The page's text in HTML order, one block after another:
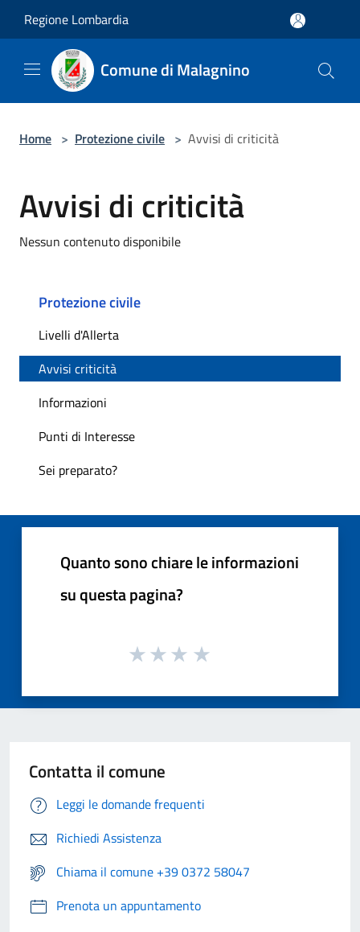
Regione Lombardia
Comune di Malagnino
Home > Protezione civile > Avvisi di criticità
Avvisi di criticità
Nessun contenuto disponibile
Protezione civile
Livelli d'Allerta
Avvisi criticità
Informazioni
Punti di Interesse
Sei preparato?
Quanto sono chiare le informazioni
su questa pagina?
Contatta il comune
Leggi le domande frequenti
Richiedi Assistenza
Chiama il comune +39 0372 58047
Prenota un appuntamento